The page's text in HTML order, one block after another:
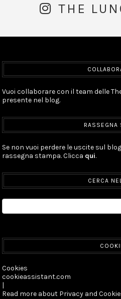
THE
Vuoi collaborare con il team delle
presente nel blog.
RASSEGNA
Se non vuoi perdere le uscite sul
rassegna stampa. Clicca qui.
CERCA
Cookies
cookieassistant.com
|
Read more about Privacy and